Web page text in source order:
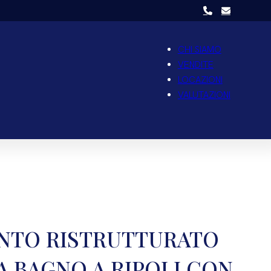
CHI SIAMO
VENDITE
LOCAZIONI
VALUTAZIONI
RISTRUTTURATO